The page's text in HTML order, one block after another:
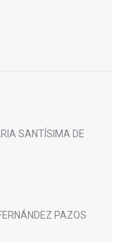
SANTÍSIMA DE
PAZOS